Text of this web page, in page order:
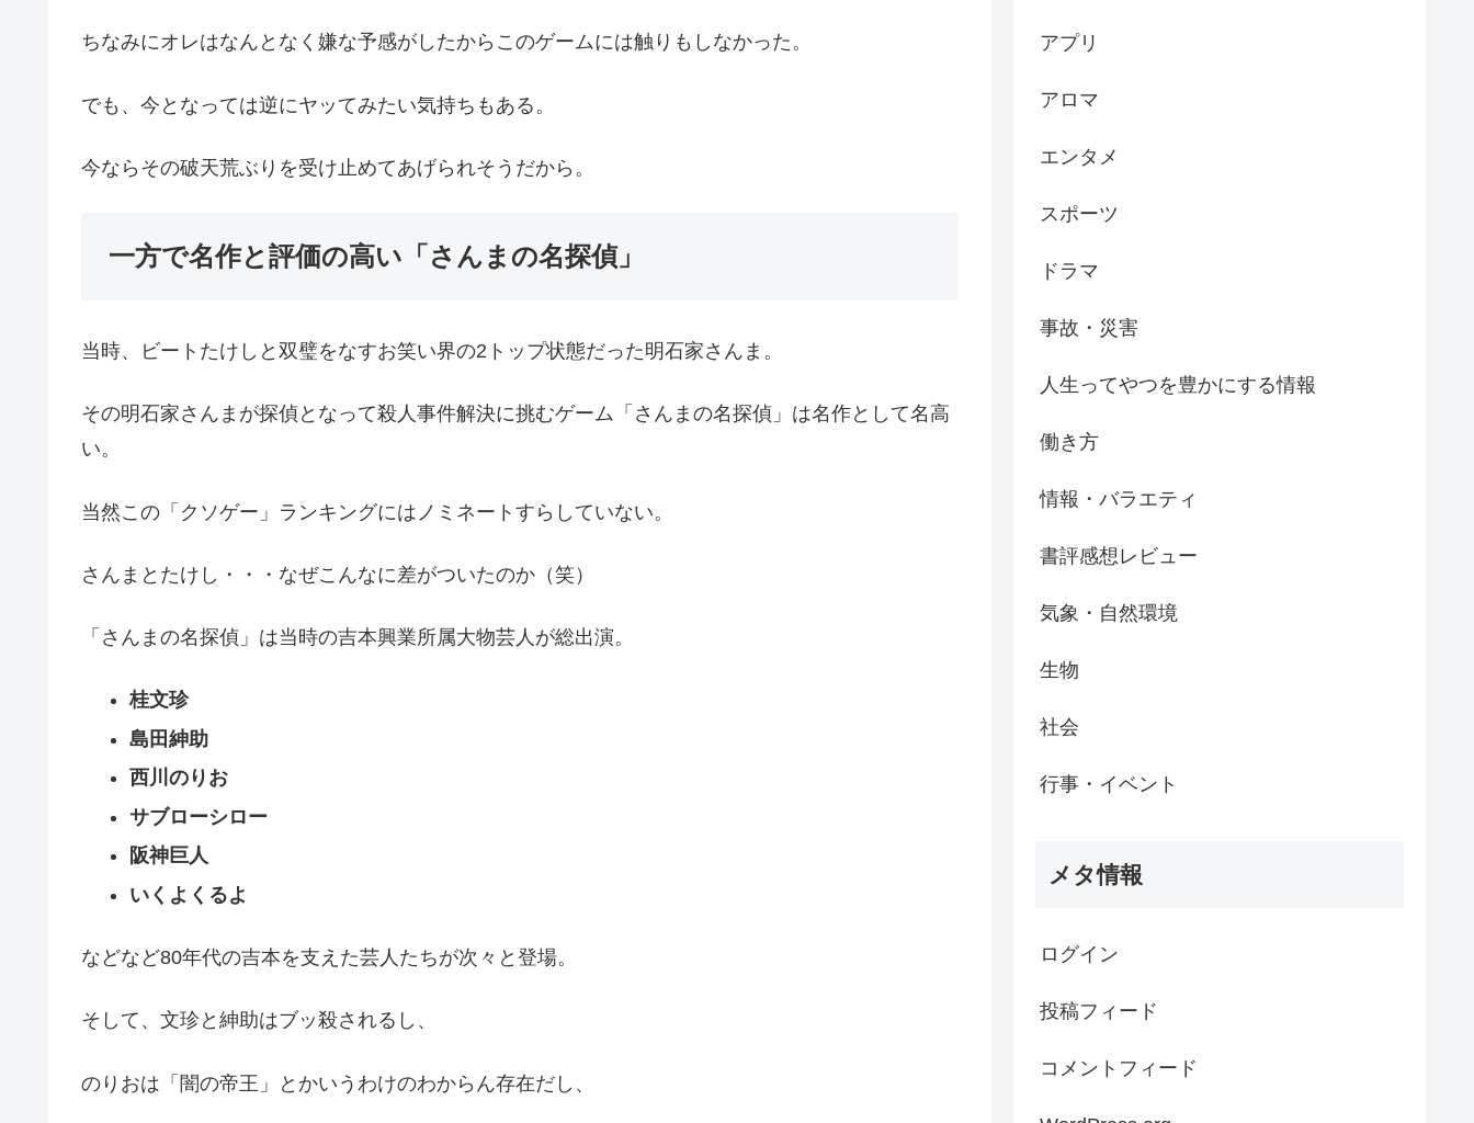
ちなみにオレはなんとなく嫌な予感がしたからこのゲームには触りもしなかった。
でも、今となっては逆にヤッてみたい気持ちもある。
今ならその破天荒ぶりを受け止めてあげられそうだから。
一方で名作と評価の高い「さんまの名探偵」
当時、ビートたけしと双璧をなすお笑い界の2トップ状態だった明石家さんま。
その明石家さんまが探偵となって殺人事件解決に挑むゲーム「さんまの名探偵」は名作として名高
い。
当然この「クソゲー」ランキングにはノミネートすらしていない。
さんまとたけし・・・なぜこんなに差がついたのか（笑）
「さんまの名探偵」は当時の吉本興業所属大物芸人が総出演。
桂文珍
島田紳助
西川のりお
サブローシロー
阪神巨人
いくよくるよ
などなど80年代の吉本を支えた芸人たちが次々と登場。
そして、文珍と紳助はブッ殺されるし、
のりおは「闇の帝王」とかいうわけのわからん存在だし、
アプリ
アロマ
エンタメ
スポーツ
ドラマ
事故・災害
人生ってやつを豊かにする情報
働き方
情報・バラエティ
書評感想レビュー
気象・自然環境
生物
社会
行事・イベント
メタ情報
ログイン
投稿フィード
コメントフィード